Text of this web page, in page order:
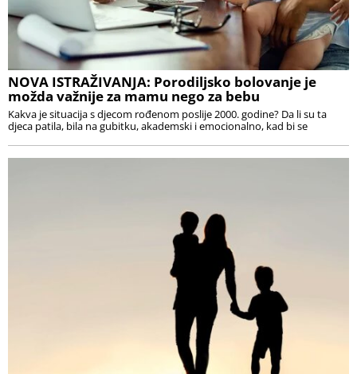
NOVA ISTRAŽIVANJA: Porodiljsko bolovanje je
možda važnije za mamu nego za bebu
Kakva je situacija s djecom rođenom poslije 2000. godine? Da li su ta
djeca patila, bila na gubitku, akademski i emocionalno, kad bi se